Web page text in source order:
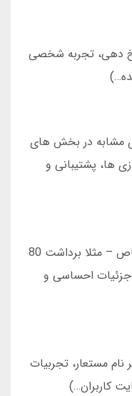
دهی، تجربه شخصی
مشابه در بخش های
ها، پشتیبانی و
(داستان شخصی درباره یک واقعه خاص – مثلا برداشت 80
جزئیات احساسی و
نام مستعار، تجربیات
کاربران…)